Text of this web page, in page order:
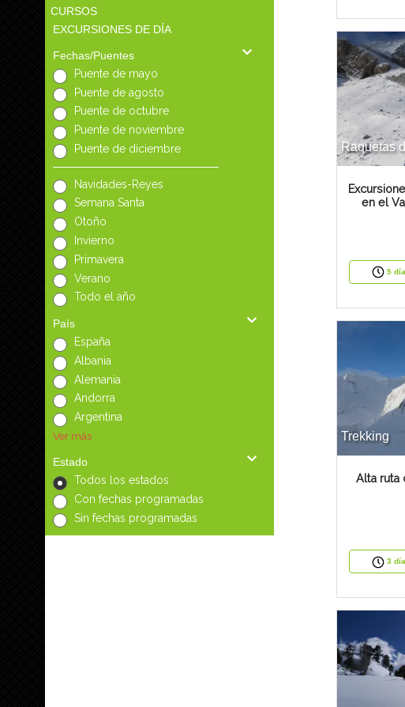
CURSOS
EXCURSIONES DE DÍA
Fechas/Puentes
Puente de mayo
Puente de agosto
Puente de octubre
Puente de noviembre
Puente de diciembre
Navidades-Reyes
Semana Santa
Otoño
Invierno
Primavera
Verano
Todo el año
País
España
Albania
Alemania
Andorra
Argentina
Ver más
Estado
Todos los estados
Con fechas programadas
Sin fechas programadas
Raquetas
en el
5
Trekking
Alta ruta
3